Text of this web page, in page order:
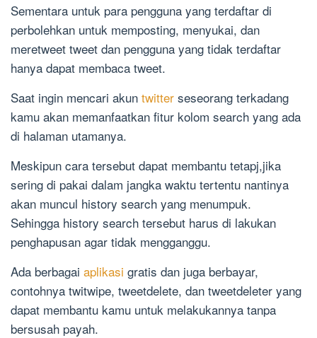
Sementara untuk para pengguna yang terdaftar di
perbolehkan untuk memposting, menyukai, dan
meretweet tweet dan pengguna yang tidak terdaftar
hanya dapat membaca tweet.
Saat ingin mencari akun twitter seseorang terkadang
kamu akan memanfaatkan fitur kolom search yang ada
di halaman utamanya.
Meskipun cara tersebut dapat membantu tetapj,jika
sering di pakai dalam jangka waktu tertentu nantinya
akan muncul history search yang menumpuk.
Sehingga history search tersebut harus di lakukan
penghapusan agar tidak mengganggu.
Ada berbagai aplikasi gratis dan juga berbayar,
contohnya twitwipe, tweetdelete, dan tweetdeleter yang
dapat membantu kamu untuk melakukannya tanpa
bersusah payah.